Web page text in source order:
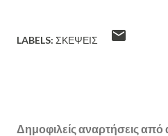
LABELS: ΣΚΈΨΕΙΣ
Δημοφιλείς αναρτήσεις από